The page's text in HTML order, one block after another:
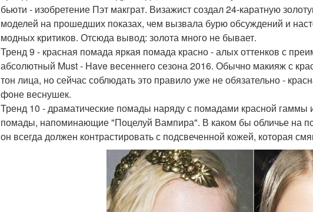
бьюти - изобретение Пэт макграт. Визажист создал 24-каратную
моделей на прошедших показах, чем вызвала бурю обсуждений и
модных критиков. Отсюда вывод: золота много не бывает.
Тренд 9 - красная помада яркая помада красно - алых оттенков с
абсолютный Must - Have весеннего сезона 2016. Обычно макияж с
тон лица, но сейчас соблюдать это правило уже не обязательно -
фоне веснушек.
Тренд 10 - драматические помады наряду с помадами красной гаммы
помады, напоминающие "Поцелуй Вампира". В каком бы обличье на
он всегда должен контрастировать с подсвеченной кожей, которая